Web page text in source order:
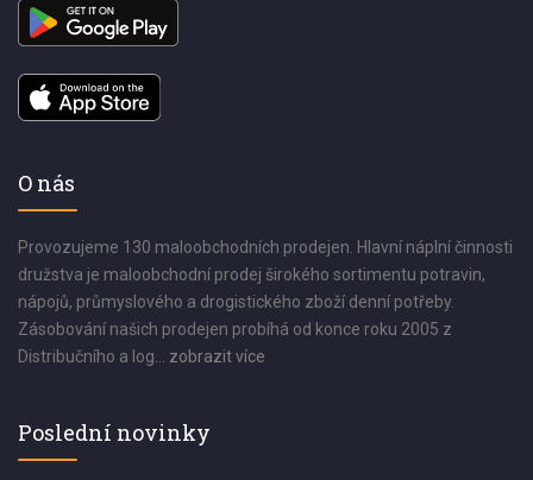
O nás
Provozujeme 130 maloobchodních prodejen. Hlavní náplní činnosti
družstva je maloobchodní prodej širokého sortimentu potravin,
nápojů, průmyslového a drogistického zboží denní potřeby.
Zásobování našich prodejen probíhá od konce roku 2005 z
Distribučního a log... zobrazit více
Poslední novinky